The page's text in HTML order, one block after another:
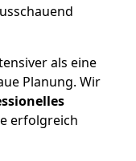
als eine
Planung. Wir
erfolgreich